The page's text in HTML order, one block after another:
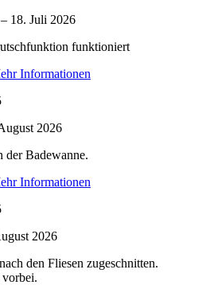
– 18. Juli 2026
funktioniert
Informationen
2026
der Badewanne.
Informationen
2026
den Fliesen zugeschnitten.
vorbei.